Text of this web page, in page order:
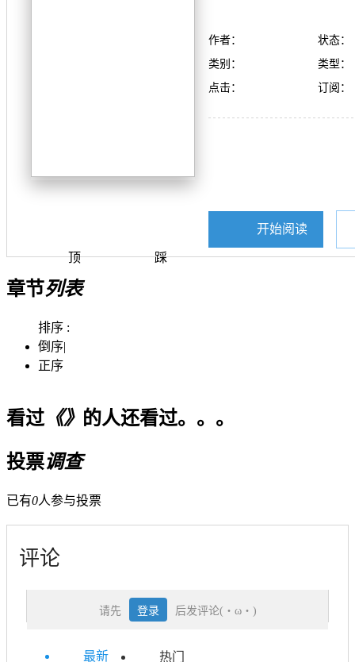
顶 踩
作者：
状态：
类别：
类型：
点击：
订阅：
开始阅读
章节列表
排序 :
倒序|
正序
看过《》 的人还看过。。。
投票调查
已有0人参与投票
评论
请先 登录 后发评论(・ω・)
最新 热门